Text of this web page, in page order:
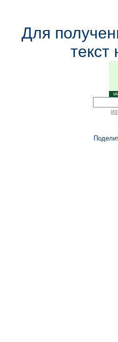
Для
текст